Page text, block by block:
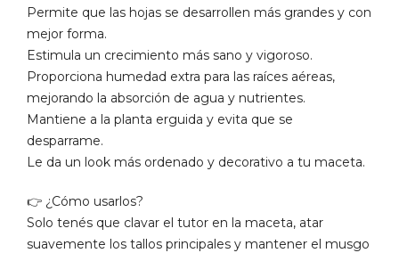
Permite que las hojas se desarrollen más grandes y con
mejor forma.
Estimula un crecimiento más sano y vigoroso.
Proporciona humedad extra para las raíces aéreas,
mejorando la absorción de agua y nutrientes.
Mantiene a la planta erguida y evita que se
desparrame.
Le da un look más ordenado y decorativo a tu maceta.
👉 ¿Cómo usarlos?
Solo tenés que clavar el tutor en la maceta, atar
suavemente los tallos principales y mantener el musgo